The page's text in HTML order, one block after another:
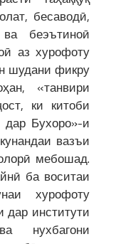
бесаводӣ,
ва беэътиноӣ
аз хурофоту
шудани фикру
«танвири
ки китоби
Бухоро»-и
вазъи
мебошад.
ба воситаи
хурофоту
дар институти
нухбагони